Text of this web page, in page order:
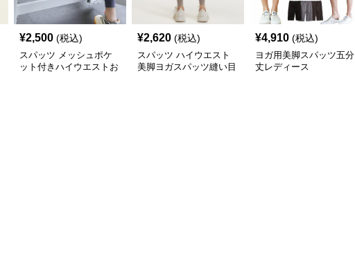
¥2,500 (税込)
スパッツ メッシュポケ
ット付きハイウエストお
¥2,620 (税込)
スパッツ ハイウエスト
美脚ヨガスパッツ縫い目
¥4,910 (税込)
ヨガ用美脚スパッツ五分
丈レディース